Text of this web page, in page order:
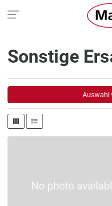
Sonstige
Auswahl